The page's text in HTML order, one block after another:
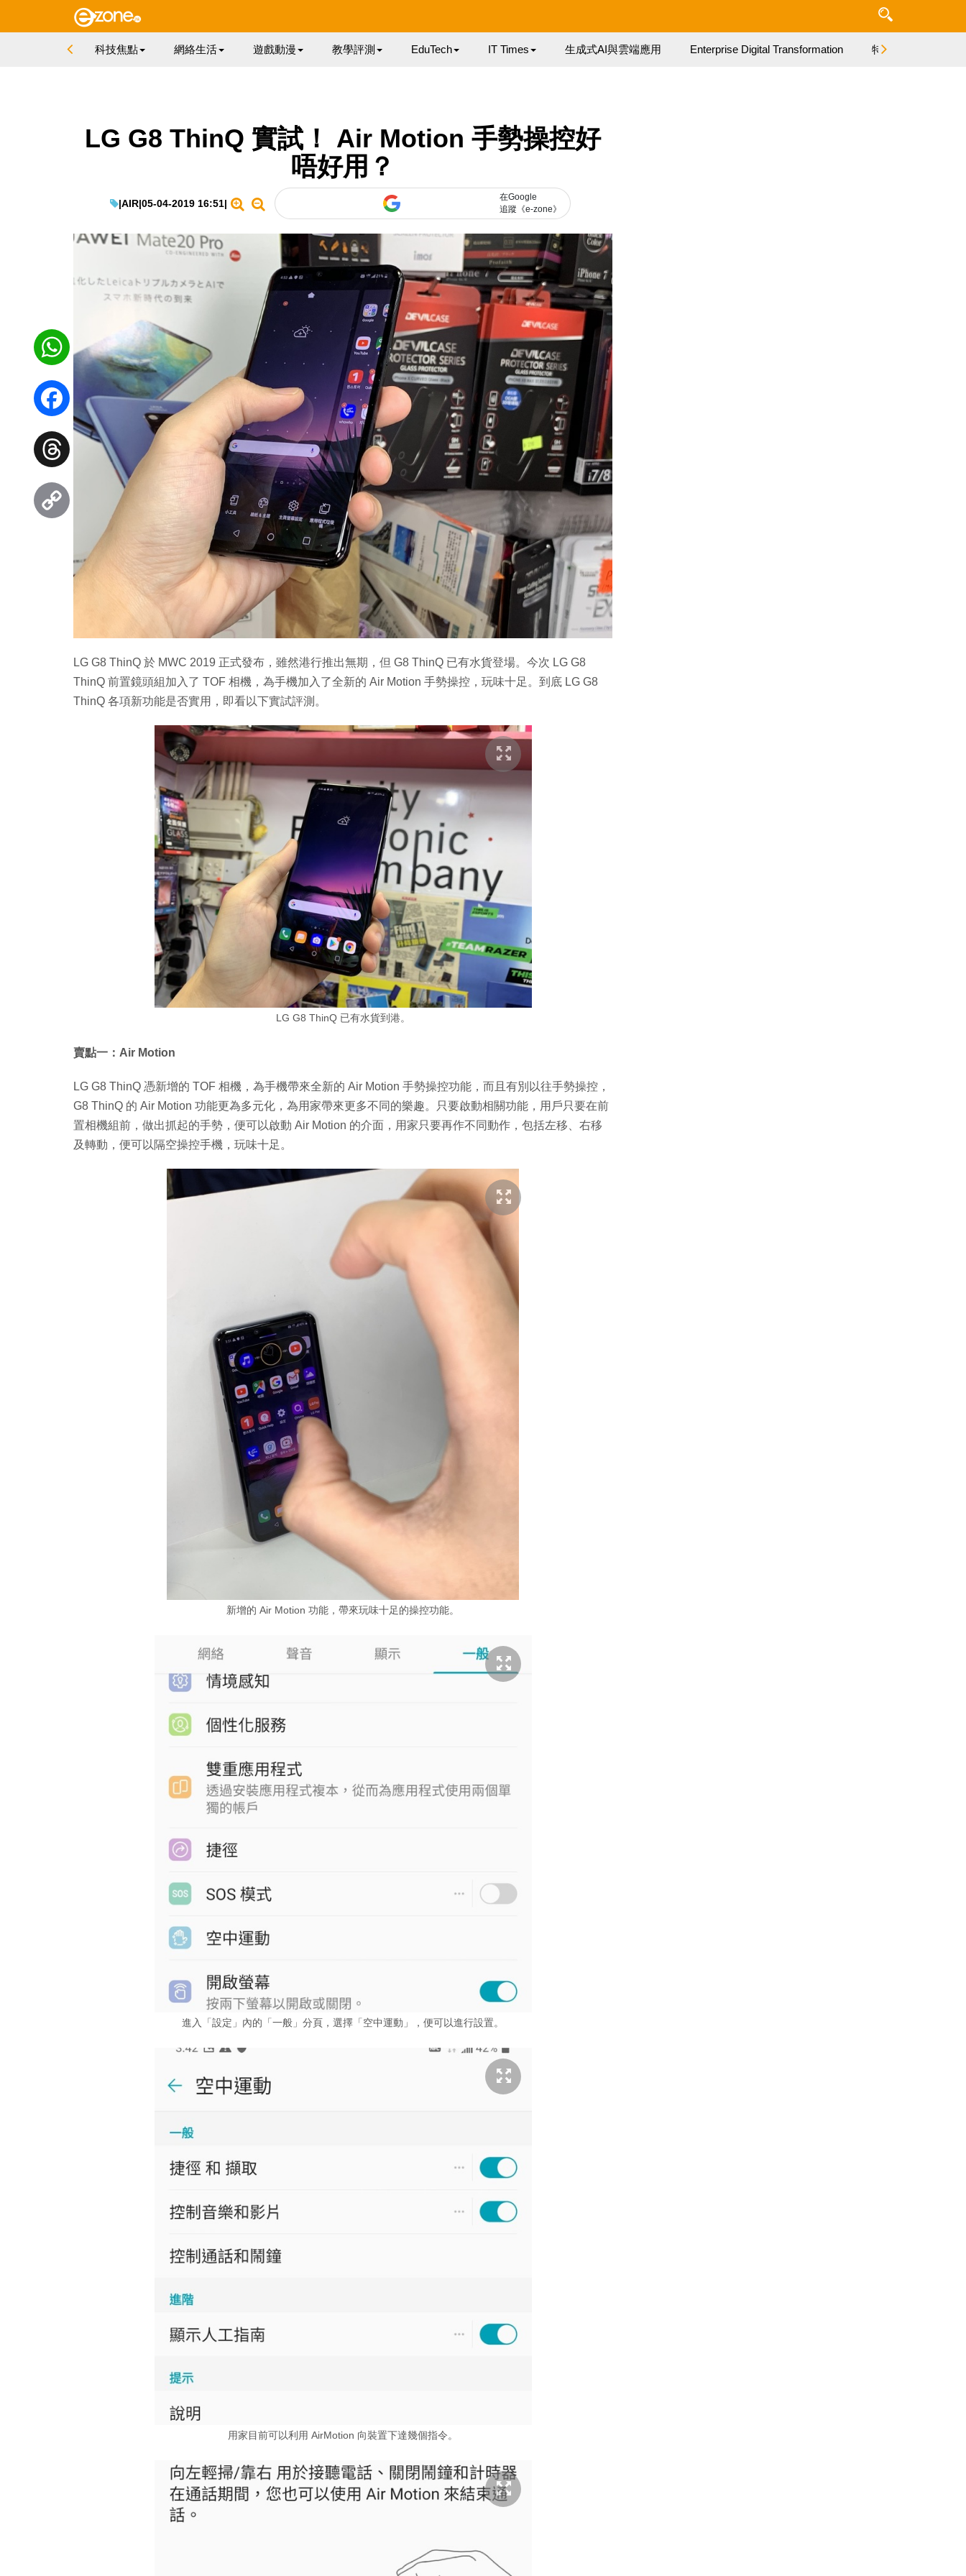
科技焦點 網絡生活 遊戲動漫 教學評測 EduTech IT Times 生成式AI與雲端應用 Enterprise Digital Transformation 特集
LG G8 ThinQ 實試！ Air Motion 手勢操控好
唔好用？
|AIR|05-04-2019 16:51|
在Google
追蹤《e-zone》
LG G8 ThinQ 於 MWC 2019 正式發布，雖然港行推出無期，但 G8 ThinQ 已有水貨登場。今次 LG G8
ThinQ 前置鏡頭組加入了 TOF 相機，為手機加入了全新的 Air Motion 手勢操控，玩味十足。到底 LG G8
ThinQ 各項新功能是否實用，即看以下實試評測。
LG G8 ThinQ 已有水貨到港。
賣點一：Air Motion
LG G8 ThinQ 憑新增的 TOF 相機，為手機帶來全新的 Air Motion 手勢操控功能，而且有別以往手勢操控，
G8 ThinQ 的 Air Motion 功能更為多元化，為用家帶來更多不同的樂趣。只要啟動相關功能，用戶只要在前
置相機組前，做出抓起的手勢，便可以啟動 Air Motion 的介面，用家只要再作不同動作，包括左移、右移
及轉動，便可以隔空操控手機，玩味十足。
新增的 Air Motion 功能，帶來玩味十足的操控功能。
進入「設定」內的「一般」分頁，選擇「空中運動」，便可以進行設置。
用家目前可以利用 AirMotion 向裝置下達幾個指令。
WhatsApp
Facebook
Threads
Link